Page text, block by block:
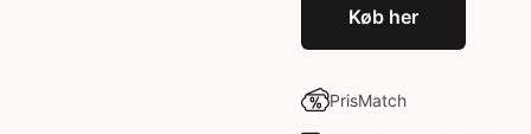
Køb her
PrisMatch